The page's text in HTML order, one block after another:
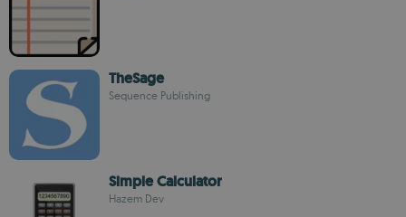
TheSage
Sequence Publishing
Simple Calculator
Hazem Dev